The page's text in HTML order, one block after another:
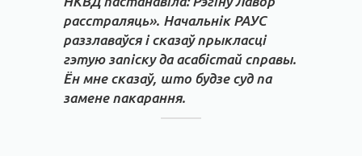
расстраляць». Начальнік РАУС
раззлаваўся і сказаў прыкласці
гэтую запіску да асабістай справы.
Ён мне сказаў, што будзе суд па
замене пакарання.